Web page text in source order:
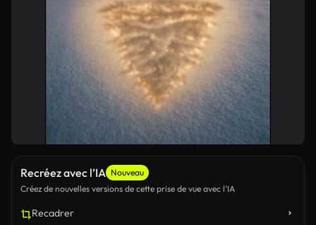
Recréez avec l’IA Nouveau
Créez de nouvelles versions de cette prise de vue avec l’IA
Recadrer